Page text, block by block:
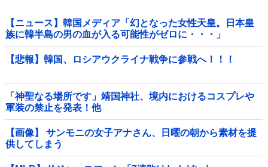
【ニュース】韓国メディア「幻となった女性天皇。日本皇
族に韓半島の男の血が入る可能性がゼロに・・・」
【悲報】韓国、ロシアウクライナ戦争に参戦へ！！！
「神聖なる場所です」靖国神社、境内におけるコスプレや
軍装の禁止を発表！他
【画像】 サンモニの女子アナさん、日曜の朝から素材を提
供してしまう